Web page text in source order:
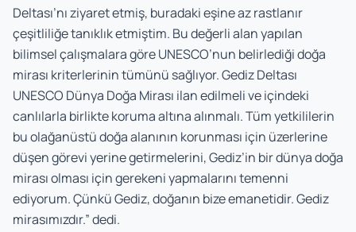
Deltası’nı ziyaret etmiş, buradaki eşine az rastlanır
çeşitliliğe tanıklık etmiştim. Bu değerli alan yapılan
bilimsel çalışmalara göre UNESCO’nun belirlediği doğa
mirası kriterlerinin tümünü sağlıyor. Gediz Deltası
UNESCO Dünya Doğa Mirası ilan edilmeli ve içindeki
canlılarla birlikte koruma altına alınmalı. Tüm yetkililerin
bu olağanüstü doğa alanının korunması için üzerlerine
düşen görevi yerine getirmelerini, Gediz’in bir dünya doğa
mirası olması için gerekeni yapmalarını temenni
ediyorum. Çünkü Gediz, doğanın bize emanetidir. Gediz
mirasımızdır.” dedi.